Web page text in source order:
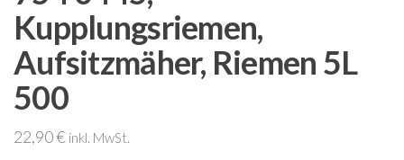
Kupplungsriemen,
Aufsitzmäher, Riemen 5L
500
22,90€ inkl. MwSt.